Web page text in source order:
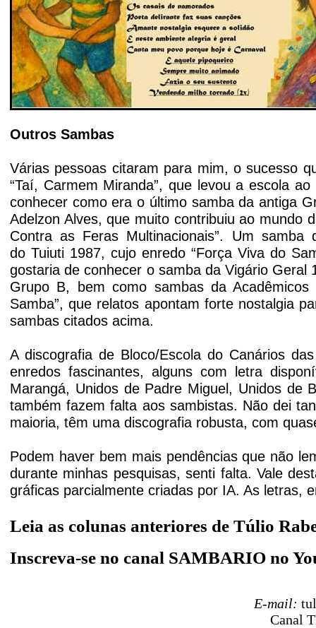
Outros Sambas
Várias pessoas citaram para mim, o sucesso
“Taí, Carmem Miranda”, que levou a escola
conhecer como era o último samba da antiga
Adelzon Alves, que muito contribuiu ao mundo
Contra as Feras Multinacionais”. Um
do Tuiuti 1987, cujo enredo “Força Viva do
gostaria de conhecer o samba da Vigário
Grupo B, bem como sambas da
Samba”, que relatos apontam forte nostalgia
sambas citados acima.
A discografia de Bloco/Escola do Canários
enredos fascinantes, alguns com letra
Marangá, Unidos de Padre Miguel, Unidos de
também fazem falta aos sambistas. Não dei
maioria, têm uma discografia robusta, com
Podem haver bem mais pendências que não
durante minhas pesquisas, senti falta. Vale
gráficas parcialmente criadas por IA. As
Leia as colunas anteriores de Túlio
Inscreva-se no canal SAMBARIO no
E-mail:
Canal